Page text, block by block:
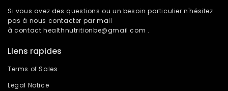
Si vous avez des questions ou un besoin particulier n'hésitez
pas à nous contacter par mail
àcontact.healthnutritionbe@gmail.com .
Liens rapides
Terms of Sales
Legal Notice